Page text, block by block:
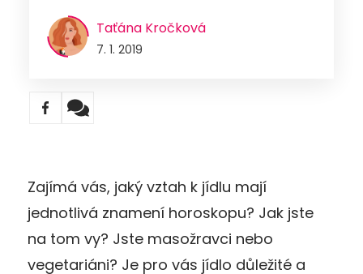
Taťána Kročková
7. 1. 2019
Zajímá vás, jaký vztah k jídlu mají
jednotlivá znamení horoskopu? Jak jste
na tom vy? Jste masožravci nebo
vegetariáni? Je pro vás jídlo důležité a